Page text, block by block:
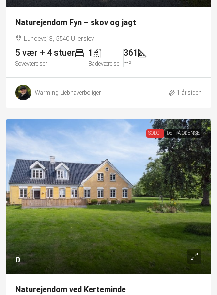
Naturejendom Fyn – skov og jagt
Lundevej 3, 5540 Ullerslev
5 vær + 4 stuer
Soveværelser
1
Badeværelse
361
m²
Warming Liebhaverboliger 1 år siden
SOLGT TÆT PÅ ODENSE
0
Naturejendom ved Kerteminde